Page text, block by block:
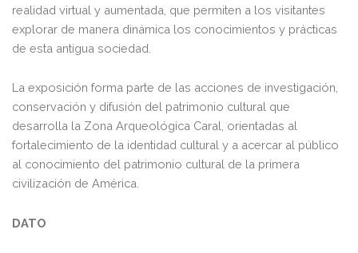
realidad virtual y aumentada, que permiten a los visitantes
explorar de manera dinámica los conocimientos y prácticas
de esta antigua sociedad.
La exposición forma parte de las acciones de investigación,
conservación y difusión del patrimonio cultural que
desarrolla la Zona Arqueológica Caral, orientadas al
fortalecimiento de la identidad cultural y a acercar al público
al conocimiento del patrimonio cultural de la primera
civilización de América.
DATO